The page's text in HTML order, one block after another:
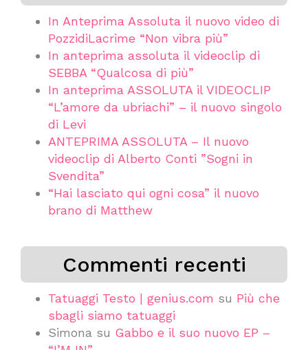
In Anteprima Assoluta il nuovo video di
PozzidiLacrime “Non vibra più”
In anteprima assoluta il videoclip di
SEBBA “Qualcosa di più”
In anteprima ASSOLUTA il VIDEOCLIP
“L’amore da ubriachi” – il nuovo singolo
di Levi
ANTEPRIMA ASSOLUTA – Il nuovo
videoclip di Alberto Conti ”Sogni in
Svendita”
“Hai lasciato qui ogni cosa” il nuovo
brano di Matthew
Commenti recenti
Tatuaggi Testo | genius.com su Più che
sbagli siamo tatuaggi
Simona su Gabbo e il suo nuovo EP –